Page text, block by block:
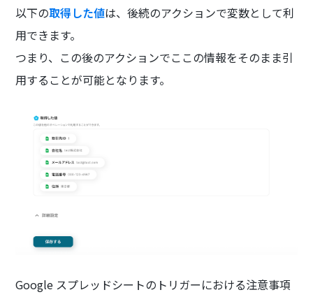
以下の取得した値は、後続のアクションで変数として利
用できます。
つまり、この後のアクションでここの情報をそのまま引
用することが可能となります。
Google スプレッドシートのトリガーにおける注意事項